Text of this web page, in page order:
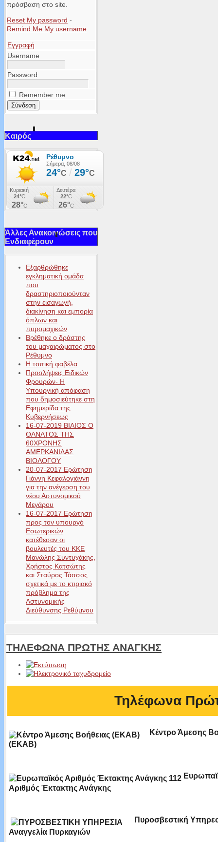
πρόσβαση στο site.
Reset My password -
Remind Me My username
Εγγραφή
Username
Password
Remember me
Καιρός
Άλλες Ανακοινώσεις που
Ενδιαφέρουν
Εξαρθρώθηκε
εγκληματική ομάδα
που
δραστηριοποιούνταν
στην εισαγωγή,
διακίνηση και εμπορία
όπλων και
πυρομαχικών
Βρέθηκε ο δράστης
του μαχαιρώματος στο
Ρέθυμνο
Η τοπική φαβέλα
Προσλήψεις Ειδικών
Φρουρών- Η
Υπουργική απόφαση
που δημοσιεύτηκε στη
Εφημερίδα της
Κυβερνήσεως
16-07-2019 ΒΙΑΙΟΣ Ο
ΘΑΝΑΤΟΣ ΤΗΣ
60ΧΡΟΝΗΣ
ΑΜΕΡΚΑΝΙΔΑΣ
ΒΙΟΛΟΓΟΥ
20-07-2017 Ερώτηση
Γιάννη Κεφαλογιάννη
για την ανέγερση του
νέου Αστυνομικού
Μεγάρου
16-07-2017 Ερώτηση
προς τον υπουργό
Εσωτερικών
κατέθεσαν οι
βουλευτές του ΚΚΕ
Μανώλης Συντυχάκης,
Χρήστος Κατσώτης
και Σταύρος Τάσσος
σχετικά με το κτιριακό
πρόβλημα της
Αστυνομικής
Διεύθυνσης Ρεθύμνου
ΤΗΛΕΦΩΝΑ ΠΡΩΤΗΣ ΑΝΑΓΚΗΣ
Τηλέφωνα
Κέντρο Άμεσης
(ΕΚΑΒ)
Αριθμός Έκτακτης Ανάγκης
Πυροσβεστική
Αναγγελία Πυρκαγιών